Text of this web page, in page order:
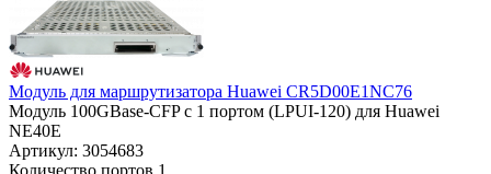
Модуль для маршрутизатора Huawei CR5D00E1NC76
Модуль 100GBase-CFP с 1 портом (LPUI-120) для Huawei
NE40E
Артикул: 3054683
Количество портов 1